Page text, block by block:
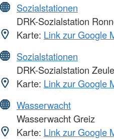
Sozialstationen
DRK-Sozialstation
Karte: Link zur Google
Sozialstationen
DRK-Sozialstation
Karte: Link zur Google
Wasserwacht
Wasserwacht Greiz
Karte: Link zur Google